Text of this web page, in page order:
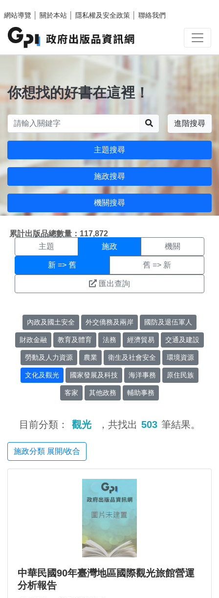
網站導覽
關於本站 隱私權及安全政策 聯絡我們
你想找的好書在這裡！
進階搜尋
主題搜尋
施政搜尋
機關搜尋
累計出版品總數量：117,872
施政搜尋結果頁面
主題 施政 機關
新 => 舊 舊 => 新
匯出查詢
內政及國土安全 外交僑務及兩岸 國防及退伍軍人
財政金融 教育及體育 法務 經濟貿易 交通及建設
勞動及人力資源 農業 衛生及社會安全 環境資源
文化及觀光 國家發展及科技 海洋事務 原住民族
客家 其他政務 輔助事務
目前分類： 觀光 ，共找出 503 筆結果。
施政分類 展開/收合
中華民國90年臺灣地區國際觀光旅館營運
分析報告